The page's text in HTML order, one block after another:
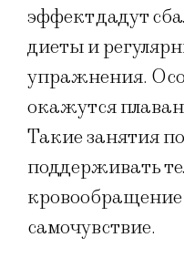
эффект дадут
диеты и
упражнения.
окажутся
Такие занятия
поддерживать
самочувствие.